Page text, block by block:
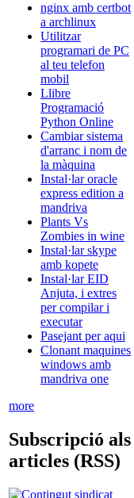
nginx amb certbot
a archlinux
Utilitzar
programari de PC
al teu telefon
mobil
Llibre
Programació
Python Online
Cambiar sistema
d'arranc i nom de
la màquina
Instal·lar oracle
express edition a
mandriva
Plants Vs
Zombies in wine
Instal·lar skype
amb kopete
Instal·lar EID
Anjuta, i extres
per compilar i
executar
Pasejant per aqui
Clonant maquines
windows amb
mandriva one
more
Subscripció als
articles (RSS)